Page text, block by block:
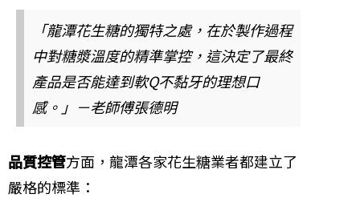
「龍潭花生糖的獨特之處，在於製作過程
中對糖漿溫度的精準掌控，這決定了最終
產品是否能達到軟Q不黏牙的理想口
感。」－老師傅張德明
品質控管方面，龍潭各家花生糖業者都建立了
嚴格的標準：